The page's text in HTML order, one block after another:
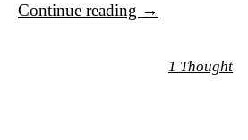
Continue reading →
1 Thought